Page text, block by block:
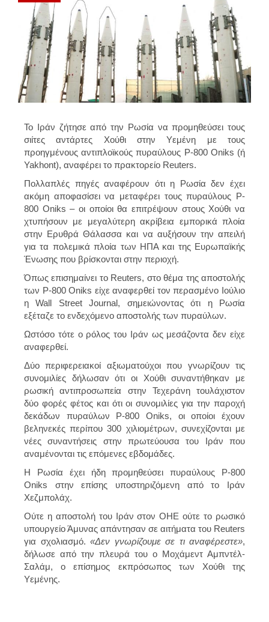
Το Ιράν ζήτησε από την Ρωσία να προμηθεύσει τους
σιίτες αντάρτες Χούθι στην Υεμένη με τους
προηγμένους αντιπλοϊκούς πυραύλους P-800 Oniks (ή
Yakhont), αναφέρει το πρακτορείο Reuters.
Πολλαπλές πηγές αναφέρουν ότι η Ρωσία δεν έχει
ακόμη αποφασίσει να μεταφέρει τους πυραύλους P-
800 Oniks – οι οποίοι θα επιτρέψουν στους Χούθι να
χτυπήσουν με μεγαλύτερη ακρίβεια εμπορικά πλοία
στην Ερυθρά Θάλασσα και να αυξήσουν την απειλή
για τα πολεμικά πλοία των ΗΠΑ και της Ευρωπαϊκής
Ένωσης που βρίσκονται στην περιοχή.
Όπως επισημαίνει το Reuters, στο θέμα της αποστολής
των P-800 Oniks είχε αναφερθεί τον περασμένο Ιούλιο
η Wall Street Journal, σημειώνοντας ότι η Ρωσία
εξέταζε το ενδεχόμενο αποστολής των πυραύλων.
Ωστόσο τότε ο ρόλος του Ιράν ως μεσάζοντα δεν είχε
αναφερθεί.
Δύο περιφερειακοί αξιωματούχοι που γνωρίζουν τις
συνομιλίες δήλωσαν ότι οι Χούθι συναντήθηκαν με
ρωσική αντιπροσωπεία στην Τεχεράνη τουλάχιστον
δύο φορές φέτος και ότι οι συνομιλίες για την παροχή
δεκάδων πυραύλων P-800 Oniks, οι οποίοι έχουν
βεληνεκές περίπου 300 χιλιομέτρων, συνεχίζονται με
νέες συναντήσεις στην πρωτεύουσα του Ιράν που
αναμένονται τις επόμενες εβδομάδες.
Η Ρωσία έχει ήδη προμηθεύσει πυραύλους P-800
Oniks στην επίσης υποστηριζόμενη από το Ιράν
Χεζμπολάχ.
Ούτε η αποστολή του Ιράν στον ΟΗΕ ούτε το ρωσικό
υπουργείο Άμυνας απάντησαν σε αιτήματα του Reuters
για σχολιασμό. «Δεν γνωρίζουμε σε τι αναφέρεστε»,
δήλωσε από την πλευρά του ο Μοχάμεντ Αμπντέλ-
Σαλάμ, ο επίσημος εκπρόσωπος των Χούθι της
Υεμένης.